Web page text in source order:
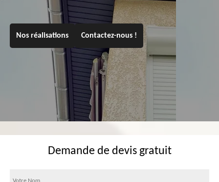
Nos réalisations Contactez-nous !
Demande de devis gratuit